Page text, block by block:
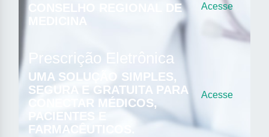
CONSELHO REGIONAL DE
MEDICINA
Acesse
Prescrição Eletrônica
UMA SOLUÇÃO SIMPLES,
SEGURA E GRATUITA PARA
CONECTAR MÉDICOS,
PACIENTES E
FARMACÊUTICOS.
Acesse